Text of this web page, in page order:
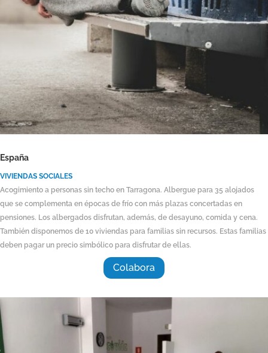
España
VIVIENDAS SOCIALES
Acogimiento a personas sin techo en Tarragona. Albergue para 35 alojados
que se complementa en épocas de frío con más plazas concertadas en
pensiones. Los albergados disfrutan, además, de desayuno, comida y cena.
También disponemos de 10 viviendas para familias sin recursos. Estas familias
deben pagar un precio simbólico para disfrutar de ellas.
Colabora